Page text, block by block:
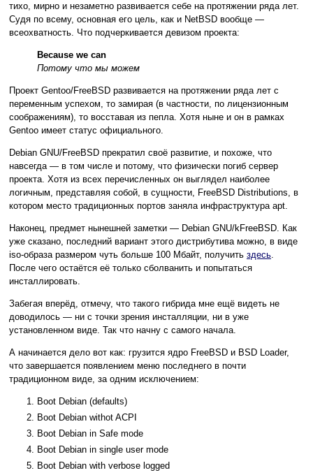
тихо, мирно и незаметно развивается себе на протяжении ряда лет.
Судя по всему, основная его цель, как и NetBSD вообще —
всеохватность. Что подчеркивается девизом проекта:
Because we can
Потому что мы можем
Проект Gentoo/FreeBSD развивается на протяжении ряда лет с
переменным успехом, то замирая (в частности, по лицензионным
соображениям), то восставая из пепла. Хотя ныне и он в рамках
Gentoo имеет статус официального.
Debian GNU/FreeBSD прекратил своё развитие, и похоже, что
навсегда — в том числе и потому, что физически погиб сервер
проекта. Хотя из всех перечисленных он выглядел наиболее
логичным, представляя собой, в сущности, FreeBSD Distributions, в
котором место традиционных портов заняла инфраструктура apt.
Наконец, предмет нынешней заметки — Debian GNU/kFreeBSD. Как
уже сказано, последний вариант этого дистрибутива можно, в виде
iso-образа размером чуть больше 100 Мбайт, получить здесь.
После чего остаётся её только сболванить и попытаться
инсталлировать.
Забегая вперёд, отмечу, что такого гибрида мне ещё видеть не
доводилось — ни с точки зрения инсталляции, ни в уже
установленном виде. Так что начну с самого начала.
А начинается дело вот как: грузится ядро FreeBSD и BSD Loader,
что завершается появлением меню последнего в почти
традиционном виде, за одним исключением:
Boot Debian (defaults)
Boot Debian withot ACPI
Boot Debian in Safe mode
Boot Debian in single user mode
Boot Debian with verbose logged